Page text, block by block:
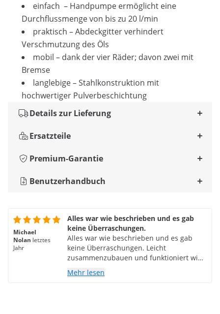
einfach – Handpumpe ermöglicht eine
Durchflussmenge von bis zu 20 l/min
praktisch – Abdeckgitter verhindert
Verschmutzung des Öls
mobil – dank der vier Räder; davon zwei mit
Bremse
langlebige – Stahlkonstruktion mit
hochwertiger Pulverbeschichtung
Details zur Lieferung
Ersatzteile
Premium-Garantie
Benutzerhandbuch
Michael
Nolan letztes
Jahr
Alles war wie beschrieben und es gab
keine Überraschungen.
Alles war wie beschrieben und es gab
keine Überraschungen. Leicht
zusammenzubauen und funktioniert wie
erwartet. Weit mehr Kapazität, als ich auf
einmal brauche.
Mehr lesen